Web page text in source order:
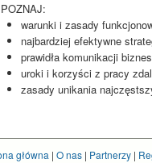
POZNAJ:
warunki i zasady
najbardziej efektywne
prawidła komunikacji
uroki i korzyści z pracy
zasady unikania
główna | O nas| Partnerzy|